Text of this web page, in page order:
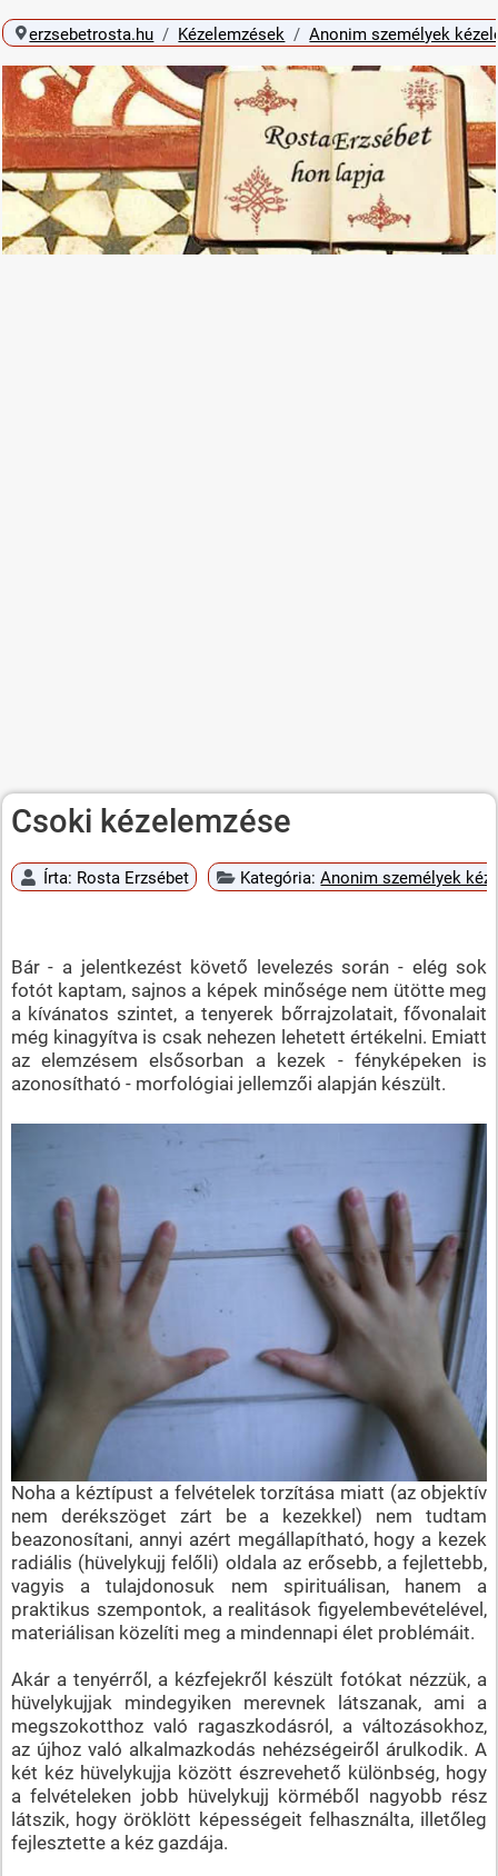
erzsebetrosta.hu Kézelemzések Anonim személyek
Csoki kézelemzése
Írta: Rosta Erzsébet Kategória:Anonim személyek
Bár - a jelentkezést követő levelezés során - elég sok
fotót kaptam, sajnos a képek minősége nem ütötte meg
a kívánatos szintet, a tenyerek bőrrajzolatait, fővonalait
még kinagyítva is csak nehezen lehetett értékelni. Emiatt
az elemzésem elsősorban a kezek - fényképeken is
azonosítható - morfológiai jellemzői alapján készült.
Noha a kéztípust a felvételek torzítása miatt (az objektív
nem derékszöget zárt be a kezekkel) nem tudtam
beazonosítani, annyi azért megállapítható, hogy a kezek
radiális (hüvelykujj felőli) oldala az erősebb, a fejlettebb,
vagyis a tulajdonosuk nem spirituálisan, hanem a
praktikus szempontok, a realitások figyelembevételével,
materiálisan közelíti meg a mindennapi élet problémáit.
Akár a tenyérről, a kézfejekről készült fotókat nézzük, a
hüvelykujjak mindegyiken merevnek látszanak, ami a
megszokotthoz való ragaszkodásról, a változásokhoz,
az újhoz való alkalmazkodás nehézségeiről árulkodik. A
két kéz hüvelykujja között észrevehető különbség, hogy
a felvételeken jobb hüvelykujj körméből nagyobb rész
látszik, hogy öröklött képességeit felhasználta, illetőleg
fejlesztette a kéz gazdája.